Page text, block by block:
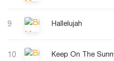
9 Hallelujah
10 Keep On The